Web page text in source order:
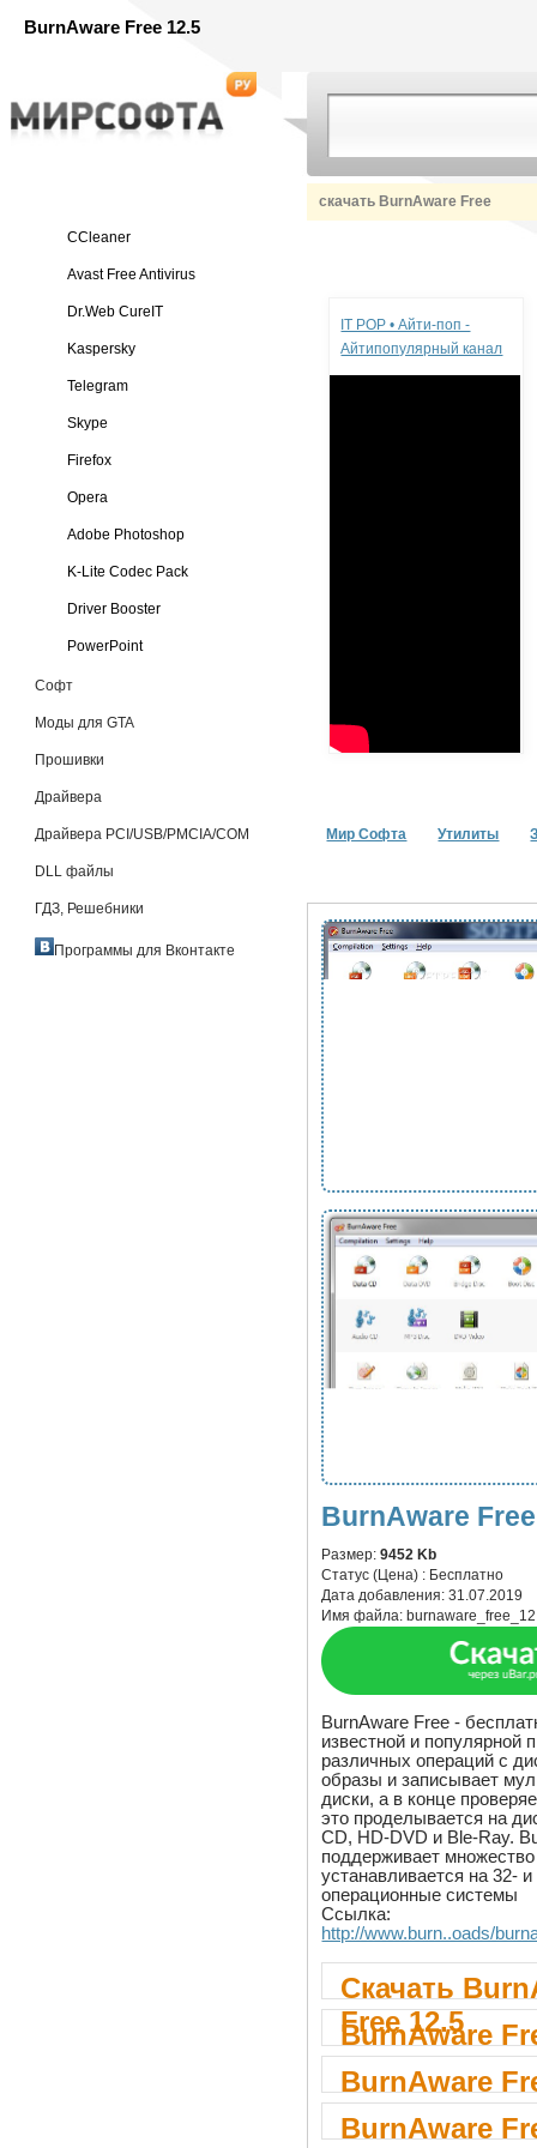
BurnAware Free 12.5
скачать BurnAware Free
CCleaner
Avast Free Antivirus
Dr.Web CureIT
Kaspersky
Telegram
Skype
Firefox
Opera
Adobe Photoshop
K-Lite Codec Pack
Driver Booster
PowerPoint
Софт
Моды для GTA
Прошивки
Драйвера
Драйвера PCI/USB/PMCIA/COM
DLL файлы
ГДЗ, Решебники
Программы для Вконтакте
IT POP • Айти-поп -
Айтипопулярный канал
Мир Софта Утилиты
BurnAware
Размер:9452 Kb
Статус (Цена) : Бесплатно
Дата добавления:31.07.2019
Имя файла:
BurnAware Free -
известной и популярной
различных операций с
образы и записывает
диски, а в конце
это проделывается на
CD, HD-DVD и Ble-Ray.
поддерживает
устанавливается на 32-
операционные системы
Ссылка:
http://www.burn..oads/
Скачать
Free 12.5
BurnAware
BurnAware
BurnAware